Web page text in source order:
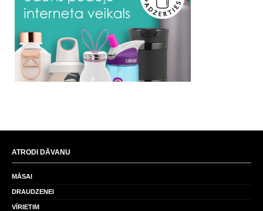
ATRODI DĀVANU
MĀSAI
DRAUDZENEI
VĪRIETIM